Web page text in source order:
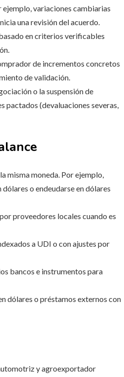
variaciones cambiarias
una revisión del acuerdo.
en criterios verificables
de incrementos concretos
de validación.
o la suspensión de
pactados (devaluaciones severas,
misma moneda. Por ejemplo,
o endeudarse en dólares
proveedores locales cuando es
a UDI o con ajustes por
bancos e instrumentos para
dólares o préstamos externos con
y agroexportador